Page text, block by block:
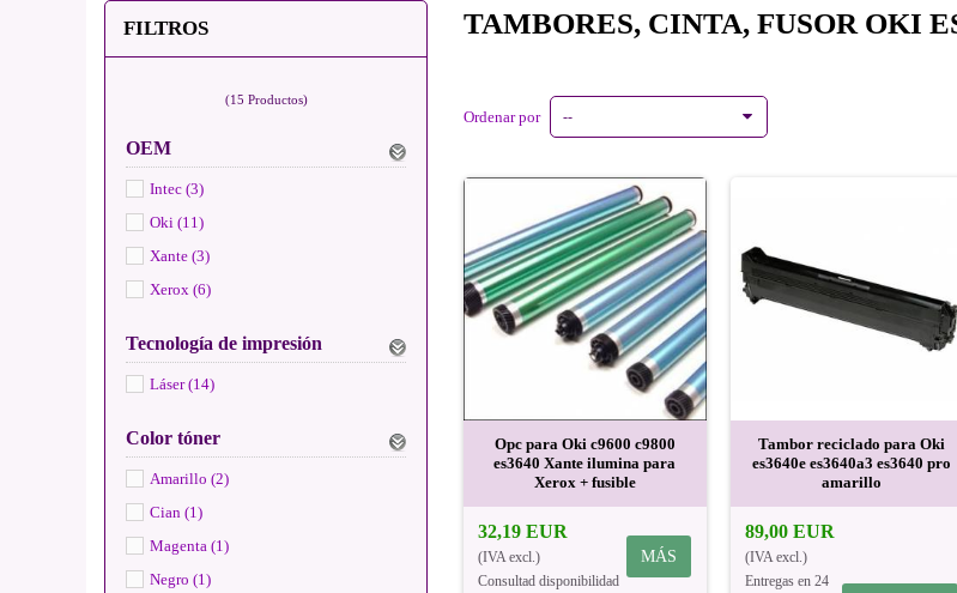
FILTROS
(15 Productos)
OEM
Intec (3)
Oki (11)
Xante (3)
Xerox (6)
Tecnología de impresión
Láser (14)
Color tóner
Amarillo (2)
Cian (1)
Magenta (1)
Negro (1)
TAMBORES, CINTA, FUSOR OKI
Ordenar por --
Opc para Oki c9600 c9800
es3640 Xante ilumina para
Xerox + fusible
32,19 EUR
(IVA excl.)
Consultad disponibilidad
MÁS
Tambor reciclado para Oki
es3640e es3640a3 es3640 pro
amarillo
89,00 EUR
(IVA excl.)
Entregas en 24